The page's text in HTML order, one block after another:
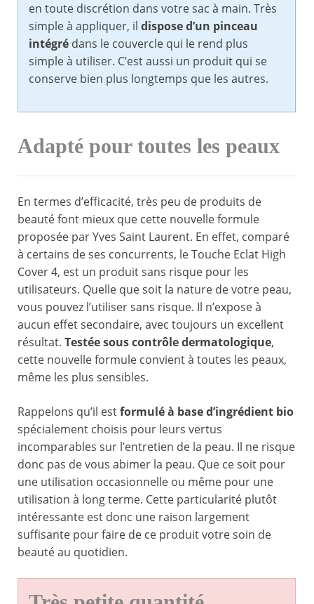
en toute discrétion dans votre sac à main. Très
simple à appliquer, il dispose d’un pinceau
intégré dans le couvercle qui le rend plus
simple à utiliser. C’est aussi un produit qui se
conserve bien plus longtemps que les autres.
Adapté pour toutes les peaux
En termes d’efficacité, très peu de produits de
beauté font mieux que cette nouvelle formule
proposée par Yves Saint Laurent. En effet, comparé
à certains de ses concurrents, le Touche Eclat High
Cover 4, est un produit sans risque pour les
utilisateurs. Quelle que soit la nature de votre peau,
vous pouvez l’utiliser sans risque. Il n’expose à
aucun effet secondaire, avec toujours un excellent
résultat. Testée sous contrôle dermatologique,
cette nouvelle formule convient à toutes les peaux,
même les plus sensibles.
Rappelons qu’il estformulé à base d’ingrédient bio
spécialement choisis pour leurs vertus
incomparables sur l’entretien de la peau. Il ne risque
donc pas de vous abimer la peau. Que ce soit pour
une utilisation occasionnelle ou même pour une
utilisation à long terme. Cette particularité plutôt
intéressante est donc une raison largement
suffisante pour faire de ce produit votre soin de
beauté au quotidien.